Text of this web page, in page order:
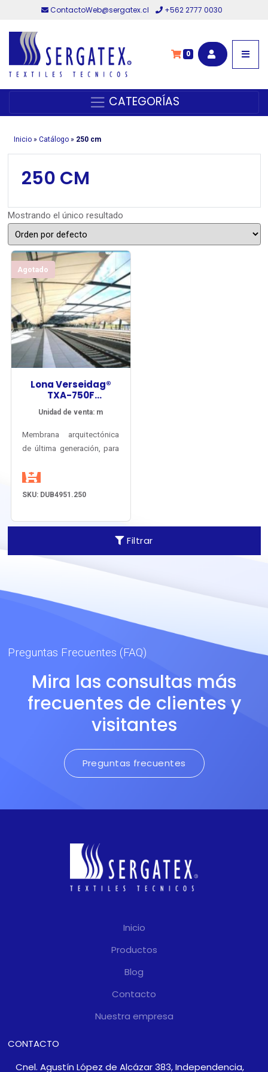
ContactoWeb@sergatex.cl +562 2777 0030
0
CATEGORÍAS
Inicio» Catálogo» 250 cm
Filtrar
250 CM
Mostrando el único resultado
Agotado
Lona Verseidag®
TXA-750F
Arquitectura Tipo I
PVDF
Unidad de venta: m
Membrana arquitectónica
de última generación, para
permanentes, resistente a
SKU: DUB4951.250
Preguntas Frecuentes (FAQ)
Mira las consultas más
frecuentes de clientes y
visitantes
Preguntas frecuentes
Inicio
Productos
Blog
Contacto
Nuestra empresa
CONTACTO
Cnel. Agustín López de Alcázar 383, Independencia,